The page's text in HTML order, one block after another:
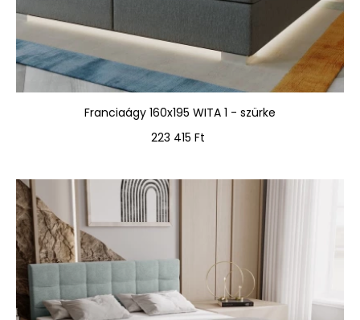
Franciaágy 160x195 WITA 1 - szürke
Ár
223 415 Ft